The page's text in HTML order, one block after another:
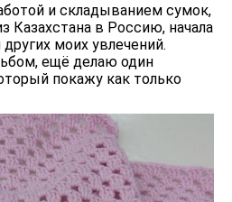
и складыванием сумок,
Казахстана в Россию, начала
моих увлечений.
ещё делаю один
покажу как только